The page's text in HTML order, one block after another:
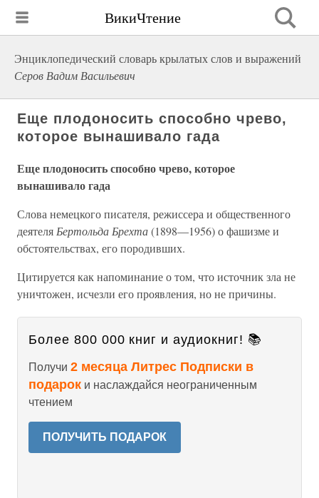
ВикиЧтение
Энциклопедический словарь крылатых слов и выражений
Серов Вадим Васильевич
Еще плодоносить способно чрево,
которое вынашивало гада
Еще плодоносить способно чрево, которое
вынашивало гада
Слова немецкого писателя, режиссера и общественного
деятеля Бертольда Брехта(1898—1956) о фашизме и
обстоятельствах, его породивших.
Цитируется как напоминание о том, что источник зла не
уничтожен, исчезли его проявления, но не причины.
Более 800 000 книг и аудиокниг! 📚
Получи 2 месяца Литрес Подписки в
подарок и наслаждайся неограниченным
чтением
ПОЛУЧИТЬ ПОДАРОК